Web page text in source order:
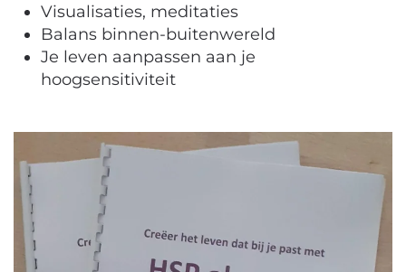
Visualisaties, meditaties
Balans binnen-buitenwereld
Je leven aanpassen aan je
hoogsensitiviteit